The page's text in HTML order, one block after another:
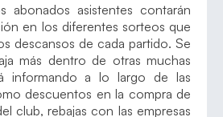
abonados asistentes contarán
en los diferentes sorteos que
descansos de cada partido. Se
más dentro de otras muchas
informando a lo largo de las
descuentos en la compra de
club, rebajas con las empresas